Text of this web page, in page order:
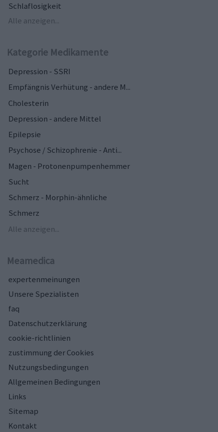
Schlaflosigkeit
Alle anzeigen...
Kategorie Medikamente
Depression - SSRI
Empfängnis Verhütung - andere M...
Cholesterin
Depression - andere Mittel
Epilepsie
Psychose / Schizophrenie - Anti...
Magen - Protonenpumpenhemmer
Sucht
Schmerz - Morphin-ähnliche
Schmerz
Alle anzeigen...
Meamedica
expertenmeinungen
Unsere Spezialisten
faq
Datenschutzerklärung
cookie-richtlinien
zustimmung der Cookies
Nutzungsbedingungen
Allgemeinen Bedingungen
Links
Sitemap
Kontakt